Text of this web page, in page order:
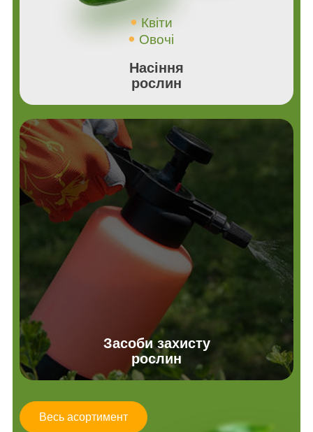
Квіти
Овочі
Насіння
рослин
Засоби захисту
рослин
Весь асортимент